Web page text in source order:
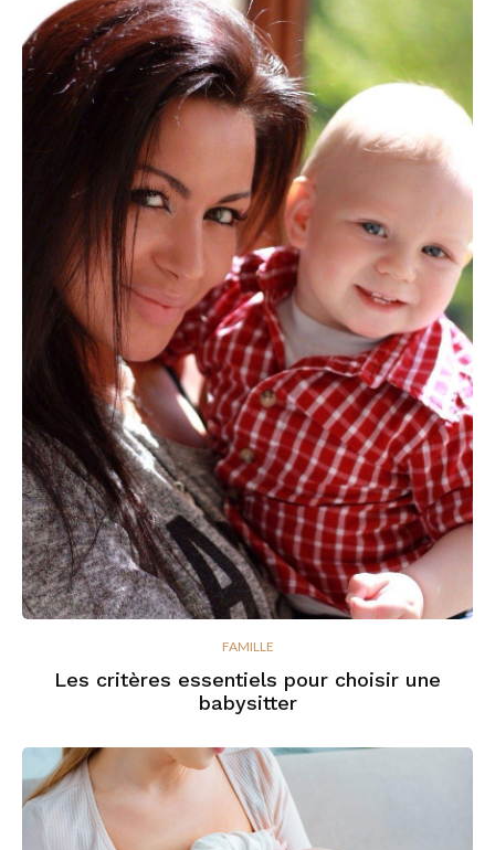
FAMILLE
Les critères essentiels pour choisir une
babysitter